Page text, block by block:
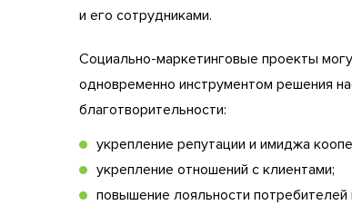
и его сотрудниками.
Социально-маркетинговые проекты
одновременно инструментом решения
благотворительности:
укрепление репутации и имиджа
укрепление отношений с клиентами;
повышение лояльности потребителей